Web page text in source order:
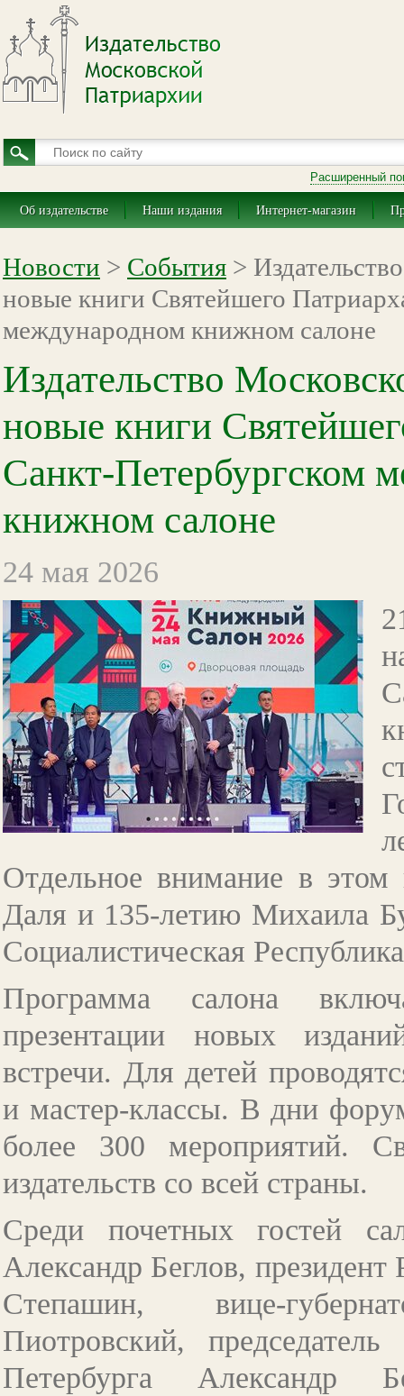
Расширенный
Об издательстве Наши издания Интернет-магазин
Новости > События >
новые книги Святейшего
международном книжном салоне
Издательство
новые книги
Санкт-Петербургском
книжном салоне
24 мая 2026
Отдельное внимание в этом
Даля и 135‑летию Михаила
Социалистическая
Программа салона
презентации новых
встречи. Для детей
и мастер-классы. В дни
более 300 мероприятий.
издательств со всей страны.
Среди почетных гостей
Александр Беглов,
Степашин, вице-
Пиотровский,
Петербурга Александр